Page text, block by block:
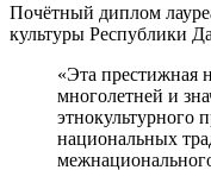
Почётный диплом
культуры Республики
«Эта престижная
многолетней и
этнокультурного
национальных